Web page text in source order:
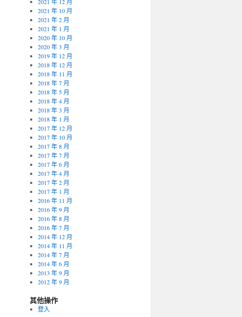
2021 年 10 月
2021 年 2 月
2021 年 1 月
2020 年 10 月
2020 年 3 月
2019 年 12 月
2018 年 12 月
2018 年 11 月
2018 年 7 月
2018 年 5 月
2018 年 4 月
2018 年 3 月
2018 年 1 月
2017 年 12 月
2017 年 10 月
2017 年 8 月
2017 年 7 月
2017 年 6 月
2017 年 4 月
2017 年 2 月
2017 年 1 月
2016 年 11 月
2016 年 9 月
2016 年 8 月
2016 年 7 月
2014 年 12 月
2014 年 11 月
2014 年 7 月
2014 年 6 月
2013 年 9 月
2012 年 9 月
其他操作
登入